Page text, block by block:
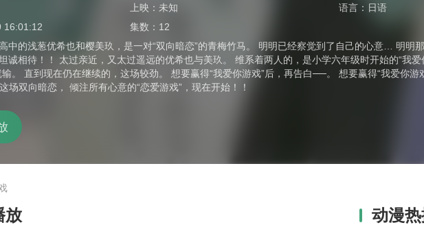
上映： 未知 语言： 日语
16:01:12 集数： 12
中的浅葱优希也和樱美玖，是一对“双向暗恋”的青梅竹马。 明明已经察觉到了自己的心意… 明明
诚相待！！ 太过亲近，又太过遥远的优希也与美玖。 维系着两人的，是小学六年级时开始的“我爱
。 直到现在仍在继续的，这场较劲。 想要赢得“我爱你游戏”后，再告白──。 想要赢得“我爱你游
场双向暗恋， 倾注所有心意的“恋爱游戏”，现在开始！！
放 动漫